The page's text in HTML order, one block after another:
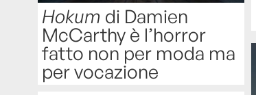
Hokum di Damien
McCarthy è l’horror
fatto non per moda ma
per vocazione